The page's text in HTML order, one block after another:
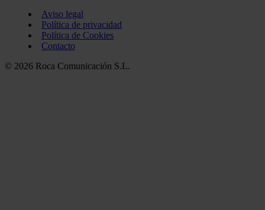
Aviso legal
Política de privacidad
Política de Cookies
Contacto
© 2026 Roca Comunicación S.L.